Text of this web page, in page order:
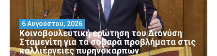
Κοινοβουλευτική ερώτηση του Διονύση
Σταμενίτη για τα σοβαρά προβλήματα στις
καλλιέργειες πυρηνόκαρπων
6 Αυγούστου, 2026